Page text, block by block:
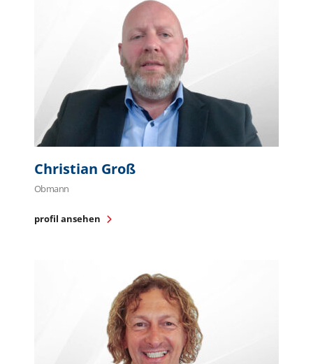
Christian Groß
Obmann
profil ansehen